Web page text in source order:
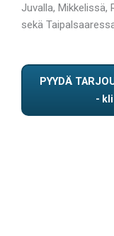
Juvalla, Mikkelissä,
sekä
PYYDÄ